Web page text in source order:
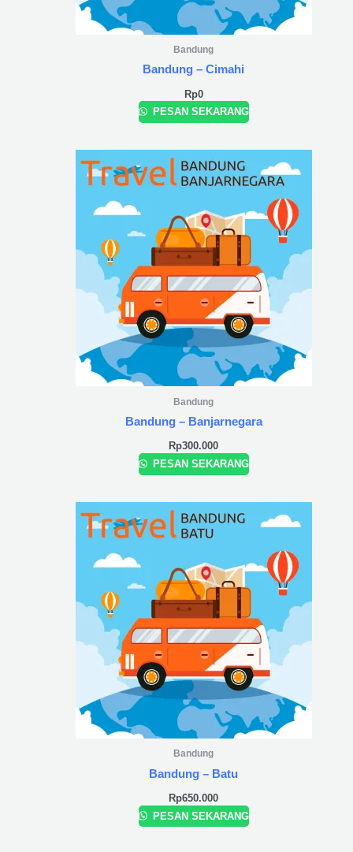
Bandung
Bandung – Cimahi
Rp0
PESAN SEKARANG
Bandung
Bandung – Banjarnegara
Rp300.000
PESAN SEKARANG
Bandung
Bandung – Batu
Rp650.000
PESAN SEKARANG